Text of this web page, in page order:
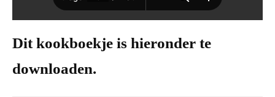
Dit kookboekje is hieronder te
downloaden.